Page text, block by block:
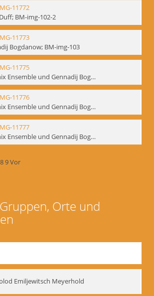
11772
BM-img-102-2
11773
Bogdanow; BM-img-103
11775
Phoenix Ensemble und Gennadij Bogdanow; BM-img-105-1
11776
Phoenix Ensemble und Gennadij Bogdanow; BM-img-105-2
11777
Phoenix Ensemble und Gennadij Bogdanow; BM-img-105-3
89Vor
Orte und
Emiljewitsch Meyerhold